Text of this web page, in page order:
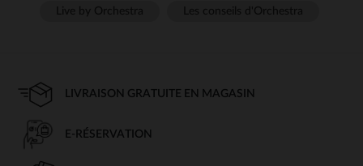
LIVRAISON GRATUITE EN MAGASIN
E-RÉSERVATION